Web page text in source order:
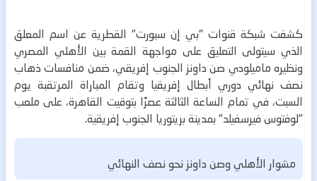
كشفت شبكة قنوات "بي إن سبورت" القطرية عن اسم المعلق
الذي سيتولى التعليق على مواجهة القمة بين الأهلي المصري
ونظيره ماميلودي صن داونز الجنوب إفريقي، ضمن منافسات ذهاب
نصف نهائي دوري أبطال إفريقيا وتقام المباراة المرتقبة يوم
السبت، في تمام الساعة الثالثة عصرًا بتوقيت القاهرة، على ملعب
"لوفتوس فيرسفيلد" بمدينة بريتوريا الجنوب إفريقية.
مشوار الأهلي وصن داونز نحو نصف النهائي